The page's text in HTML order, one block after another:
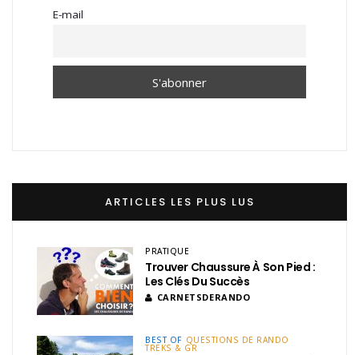
E-mail
ARTICLES LES PLUS LUS
PRATIQUE
Trouver Chaussure À Son Pied :
Les Clés Du Succès
CARNETSDERANDO
BEST OF QUESTIONS DE RANDO
TREKS & GR